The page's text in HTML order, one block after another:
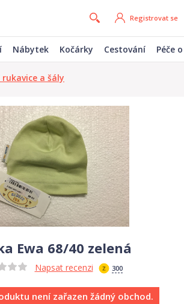
Registrovat se
Nábytek Kočárky Cestování Péče
rukavice a šály
Ewa 68/40 zelená
Napsat recenzi 300
není zařazen žádný obchod.